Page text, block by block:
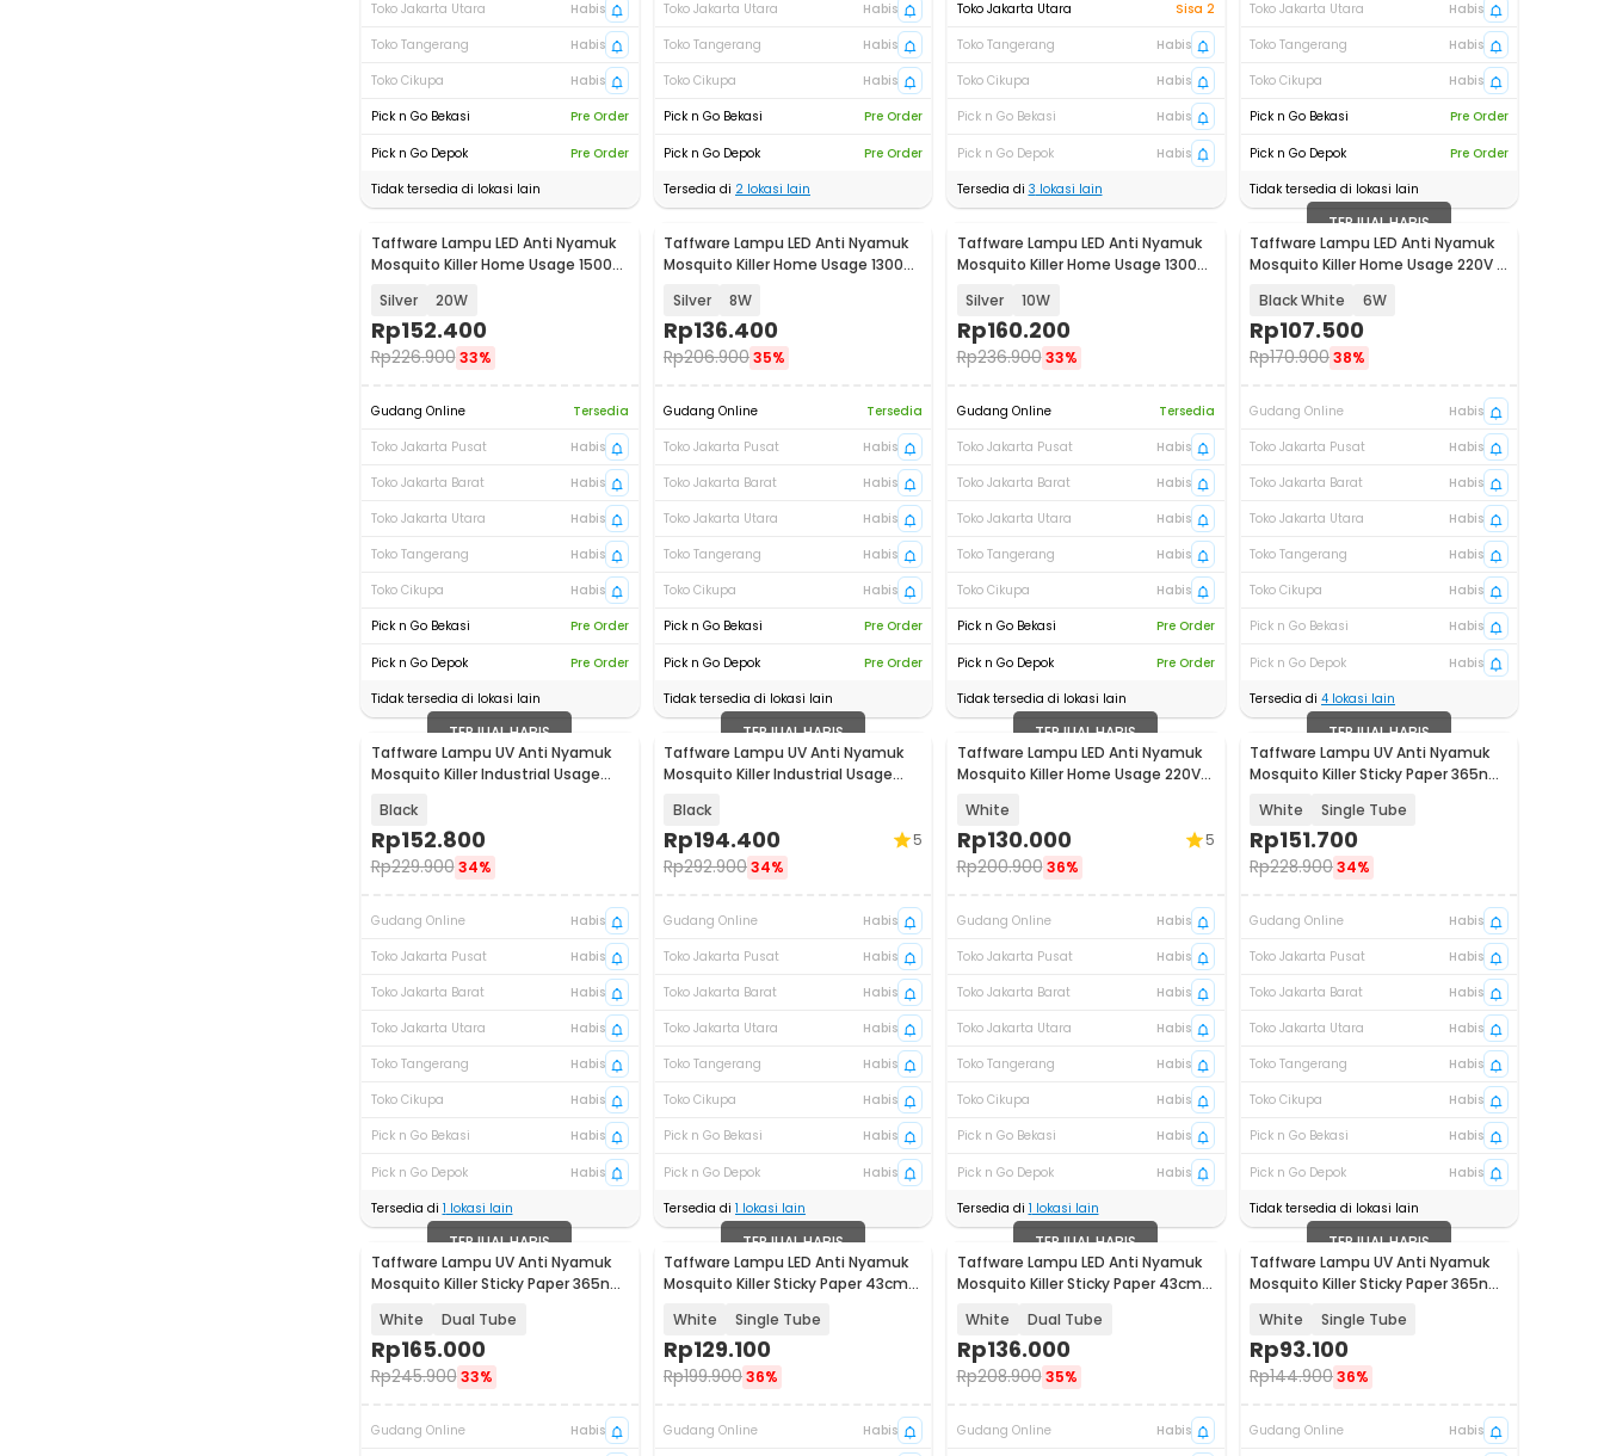
Toko Jakarta Utara
Habis
Toko Tangerang
Habis
Toko Cikupa
Habis
Pick n Go Bekasi
Pre Order
Pick n Go Depok
Pre Order
Tidak tersedia di lokasi lain
Toko Jakarta Utara
Habis
Toko Tangerang
Habis
Toko Cikupa
Habis
Pick n Go Bekasi
Pre Order
Pick n Go Depok
Pre Order
Tersedia di 2 lokasi lain
Toko Jakarta Utara
Sisa 2
Toko Tangerang
Habis
Toko Cikupa
Habis
Pick n Go Bekasi
Habis
Pick n Go Depok
Habis
Tersedia di 3 lokasi lain
Toko Jakarta Utara
Habis
Toko Tangerang
Habis
Toko Cikupa
Habis
Pick n Go Bekasi
Pre Order
Pick n Go Depok
Pre Order
Tidak tersedia di lokasi lain
Taffware Lampu LED Anti Nyamuk
Mosquito Killer Home Usage 1500V
Silver 20W
Rp152.400
Rp226.900 33%
Gudang Online
Tersedia
Toko Jakarta Pusat
Habis
Toko Jakarta Barat
Habis
Toko Jakarta Utara
Habis
Toko Tangerang
Habis
Toko Cikupa
Habis
Pick n Go Bekasi
Pre Order
Pick n Go Depok
Pre Order
Tidak tersedia di lokasi lain
Taffware Lampu LED Anti Nyamuk
Mosquito Killer Home Usage 1300V
Silver 8W
Rp136.400
Rp206.90035%
Gudang Online
Tersedia
Toko Jakarta Pusat
Habis
Toko Jakarta Barat
Habis
Toko Jakarta Utara
Habis
Toko Tangerang
Habis
Toko Cikupa
Habis
Pick n Go Bekasi
Pre Order
Pick n Go Depok
Pre Order
Tidak tersedia di lokasi lain
Taffware Lampu LED Anti Nyamuk
Mosquito Killer Home Usage 1300V
Silver 10W
Rp160.200
Rp236.900 33%
Gudang Online
Tersedia
Toko Jakarta Pusat
Habis
Toko Jakarta Barat
Habis
Toko Jakarta Utara
Habis
Toko Tangerang
Habis
Toko Cikupa
Habis
Pick n Go Bekasi
Pre Order
Pick n Go Depok
Pre Order
Tidak tersedia di lokasi lain
TERJUAL HABIS
Taffware Lampu LED Anti Nyamuk
Mosquito Killer Home Usage 220V -
Black White 6W
Rp107.500
Rp170.90038%
Gudang Online
Habis
Toko Jakarta Pusat
Habis
Toko Jakarta Barat
Habis
Toko Jakarta Utara
Habis
Toko Tangerang
Habis
Toko Cikupa
Habis
Pick n Go Bekasi
Habis
Pick n Go Depok
Habis
Tersedia di 4 lokasi lain
TERJUAL HABIS
Taffware Lampu UV Anti Nyamuk
Mosquito Killer Industrial Usage
Black
Rp152.800
Rp229.900 34%
Gudang Online
Habis
Toko Jakarta Pusat
Habis
Toko Jakarta Barat
Habis
Toko Jakarta Utara
Habis
Toko Tangerang
Habis
Toko Cikupa
Habis
Pick n Go Bekasi
Habis
Pick n Go Depok
Habis
Tersedia di 1 lokasi lain
TERJUAL HABIS
Taffware Lampu UV Anti Nyamuk
Mosquito Killer Industrial Usage
Black
Rp194.400
Rp292.90034%
5
Gudang Online
Habis
Toko Jakarta Pusat
Habis
Toko Jakarta Barat
Habis
Toko Jakarta Utara
Habis
Toko Tangerang
Habis
Toko Cikupa
Habis
Pick n Go Bekasi
Habis
Pick n Go Depok
Habis
Tersedia di 1 lokasi lain
TERJUAL HABIS
Taffware Lampu LED Anti Nyamuk
Mosquito Killer Home Usage 220V
White
Rp130.000
Rp200.900 36%
5
Gudang Online
Habis
Toko Jakarta Pusat
Habis
Toko Jakarta Barat
Habis
Toko Jakarta Utara
Habis
Toko Tangerang
Habis
Toko Cikupa
Habis
Pick n Go Bekasi
Habis
Pick n Go Depok
Habis
Tersedia di 1 lokasi lain
TERJUAL HABIS
Taffware Lampu UV Anti Nyamuk
Mosquito Killer Sticky Paper 365nm
White Single Tube
Rp151.700
Rp228.90034%
Gudang Online
Habis
Toko Jakarta Pusat
Habis
Toko Jakarta Barat
Habis
Toko Jakarta Utara
Habis
Toko Tangerang
Habis
Toko Cikupa
Habis
Pick n Go Bekasi
Habis
Pick n Go Depok
Habis
Tidak tersedia di lokasi lain
TERJUAL HABIS
Taffware Lampu UV Anti Nyamuk
Mosquito Killer Sticky Paper 365nm
White Dual Tube
Rp165.000
Rp245.900 33%
Gudang Online
Habis
TERJUAL HABIS
Taffware Lampu LED Anti Nyamuk
Mosquito Killer Sticky Paper 43cm -
White Single Tube
Rp129.100
Rp199.90036%
Gudang Online
Habis
TERJUAL HABIS
Taffware Lampu LED Anti Nyamuk
Mosquito Killer Sticky Paper 43cm -
White Dual Tube
Rp136.000
Rp208.900 35%
Gudang Online
Habis
TERJUAL HABIS
Taffware Lampu UV Anti Nyamuk
Mosquito Killer Sticky Paper 365nm
White Single Tube
Rp93.100
Rp144.90036%
Gudang Online
Habis